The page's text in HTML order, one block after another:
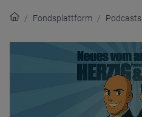
Fondsplattform Podcasts